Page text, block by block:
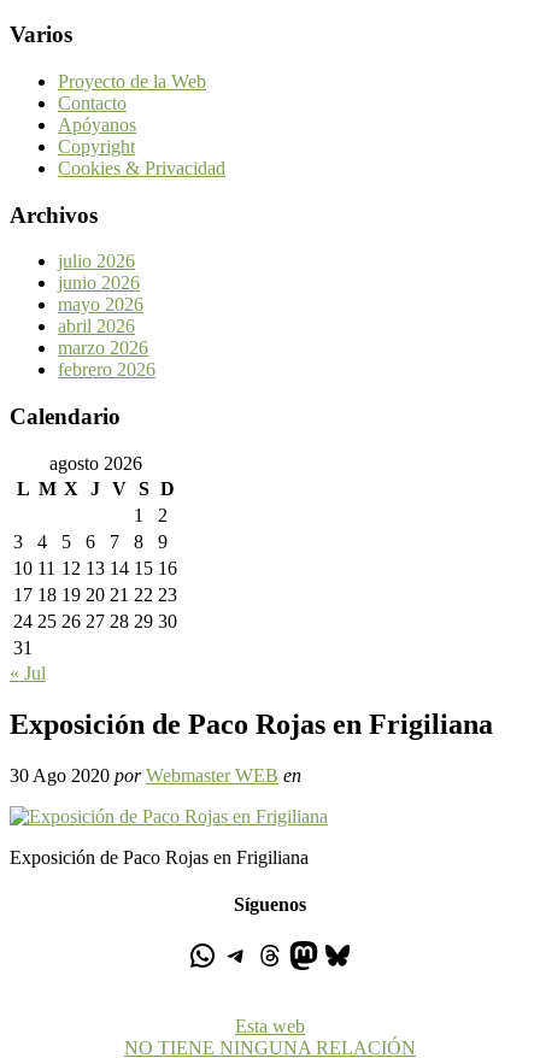
Varios
Proyecto de la Web
Contacto
Apóyanos
Copyright
Cookies & Privacidad
Archivos
julio 2026
junio 2026
mayo 2026
abril 2026
marzo 2026
febrero 2026
Calendario
agosto 2026
L M X J V S D
1
2
3
4 5 6 7 8
9
10 11 12 13 14 15 16
17 18 19 20 21 22 23
24 25 26 27 28 29 30
31
« Jul
Exposición de Paco Rojas en Frigiliana
30 Ago 2020 por Webmaster WEB en
Exposición de Paco Rojas en Frigiliana
Síguenos
Esta web
NO TIENE NINGUNA RELACIÓN